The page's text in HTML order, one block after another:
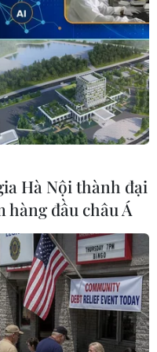
Hà Nội thành đại
đầu châu Á